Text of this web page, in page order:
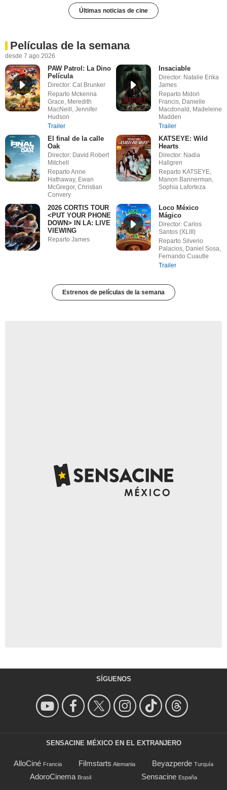
Últimas noticias de cine
Películas de la semana
desde 7 ago 2026
PAW Patrol: La Dino
Película
Director: Cal Brunker
Reparto Mckenna
Grace, Meredith
MacNeill, Jennifer
Hudson
Trailer
Insaciable
Director: Natalie Erika
James
Reparto Midori
Francis, Danielle
Macdonald, Madeleine
Madden
Trailer
El final de la calle
Oak
Director: David Robert
Mitchell
Reparto Anne
Hathaway, Ewan
McGregor, Christian
Convery
KATSEYE: Wild
Hearts
Director: Nadia
Hallgren
Reparto KATSEYE,
Manon Bannerman,
Sophia Laforteza
2026 CORTIS TOUR
<PUT YOUR PHONE
DOWN> IN LA: LIVE
VIEWING
Reparto James
Loco México
Mágico
Director: Carlos
Santos (XLIII)
Reparto Silverio
Palacios, Daniel Sosa,
Fernando Cuautle
Trailer
Estrenos de películas de la semana
SÍGUENOS
SENSACINE MÉXICO EN EL EXTRANJERO
AlloCiné Francia Filmstarts Alemania Beyazperde Turquía
AdoroCinema Brasil Sensacine España